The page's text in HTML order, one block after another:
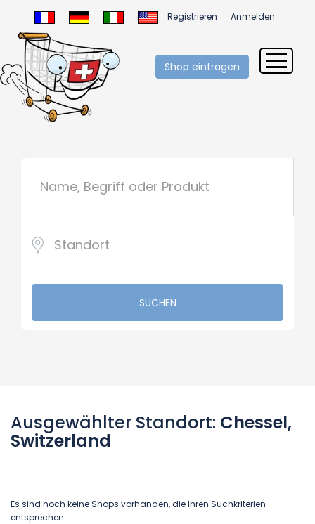
Registrieren Anmelden
Shop eintragen
SUCHEN
Ausgewählter Standort: Chessel,
Switzerland
Es sind noch keine Shops vorhanden, die Ihren Suchkriterien
entsprechen.